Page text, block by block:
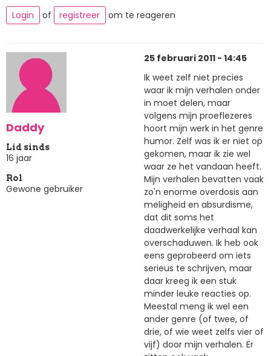
Login
of registreer om te reageren
Daddy
Lid sinds
16 jaar
Rol
Gewone gebruiker
25 februari 2011 - 14:45
Ik weet zelf niet precies
waar ik mijn verhalen onder
in moet delen, maar
volgens mijn proeflezeres
hoort mijn werk in het genre
humor. Zelf was ik er niet op
gekomen, maar ik zie wel
waar ze het vandaan heeft.
Mijn verhalen bevatten vaak
zo'n enorme overdosis aan
meligheid en absurdisme,
dat dit soms het
daadwerkelijke verhaal kan
overschaduwen. Ik heb ook
eens geprobeerd om iets
serieus te schrijven, maar
daar kreeg ik een stuk
minder leuke reacties op.
Meestal meng ik wel een
ander genre (of twee, of
drie, of wie weet zelfs vier of
vijf) door mijn verhalen. Er